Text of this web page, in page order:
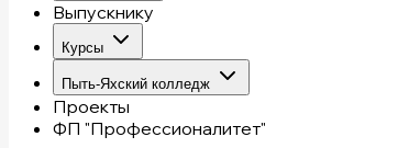
Выпускнику
Курсы
Пыть-Яхский колледж
Проекты
ФП "Профессионалитет"